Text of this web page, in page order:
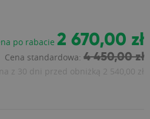
po rabacie 2 670,00 zł
Cena standardowa: 4 450,00 zł
z 30 dni przed obniżką 2 540,00 zł